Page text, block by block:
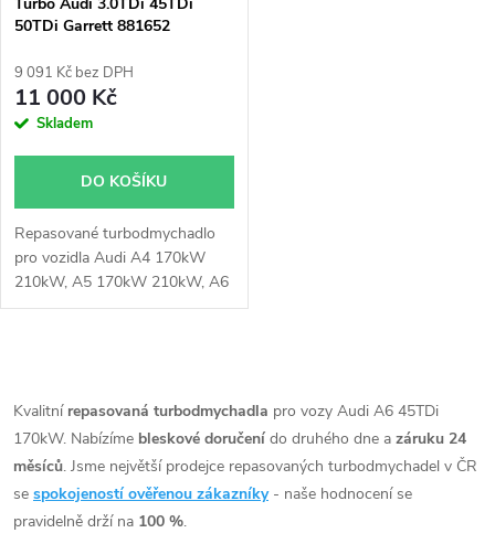
p
r
o
u
k
ů
p
r
o
d
u
k
ů
50TDi Garrett 881652
9 091 Kč bez DPH
11 000 Kč
Skladem
DO KOŠÍKU
Repasované turbodmychadlo
pro vozidla Audi A4 170kW
210kW, A5 170kW 210kW, A6
155kW 170kW 210kW, A7
210kW
v
l
á
Kvalitní repasovaná turbodmychadla pro vozy Audi A6 45TDi
170kW. Nabízíme bleskové doručení do druhého dne a záruku 24
měsíců. Jsme největší prodejce repasovaných turbodmychadel v ČR
se spokojeností ověřenou zákazníky- naše hodnocení se
pravidelně drží na 100 %.